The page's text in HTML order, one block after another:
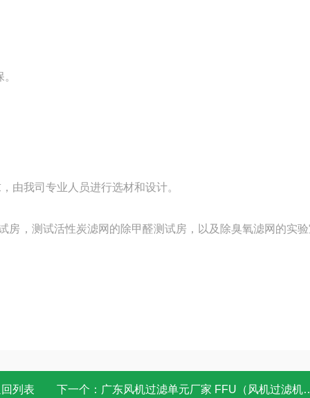
由我司专业人员进行选材和设计。
，测试活性炭滤网的除甲醛测试房，以及除臭氧滤网的实
列表 下一个： 广东风机过滤单元厂家 FFU（风机过滤机组）